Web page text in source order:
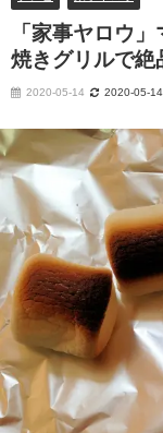
「家事ヤロウ
焼きグリルで絶
2020-05-14 2020-05-14